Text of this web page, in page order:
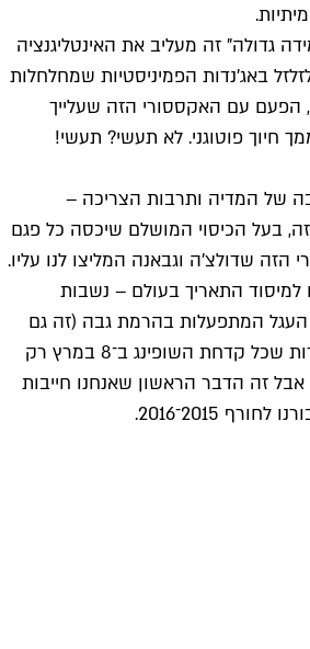
לתת במה (ומסלול) גם לנשים שלא שוחות במידה 34 (אם כי לכנות דוגמנית במידה 40 "דוגמנית במידה גדולה" זה מעליב את האינטליגנציה
באג'נדות הפמיניסטיות שמחלחלות
הפעם עם האקססורי הזה שעלייך
חיוך פוטוגני. לא תעשי? תעשי!
של המדיה ותרבות הצריכה –
בעל הכיסוי המושלם שיכסה כל פגם
הזה שדולצ'ה וגבאנה המליצו לנו עליו.
ששבתו ב־8 במרץ 1857 כמחאה על תנאי העסקתן והובילו למיסוד התאריך בעולם – נשבות
העגל המתפעלות בהרמת גבה (זה גם
עושה קמטים, אבל היי, יש סייל במחלקת האנטי אייג'ינג), זה מבהיל להודות שחלקנו מעדיפות אקססוריז אחרים על הזרועות שלנו וזה קצת מנג'ס לספר לחברות שכל קדחת השופינג ב־8 במרץ רק
זה הדבר הראשון שאנחנו חייבות